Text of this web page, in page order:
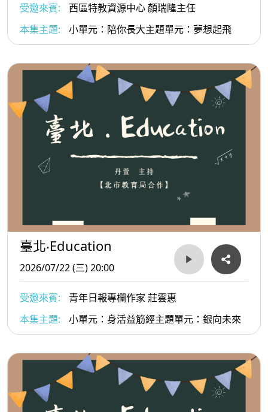
受邀來賓:
西區特教資源中心 顏瑞隆主任
本集主題:
小單元：陪你長大主題單元：夢想起飛
臺北‧Education
2026/07/22 (三) 20:00
受邀來賓:
青年日報專欄作家 莊雲惠
本集主題:
小單元：身活益筋經主題單元：銀向未來